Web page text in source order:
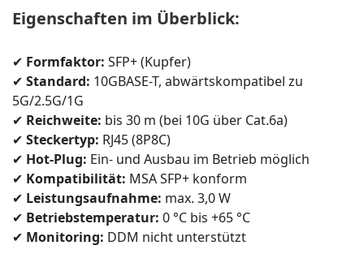
Eigenschaften im Überblick:
✔ Formfaktor: SFP+ (Kupfer)
✔ Standard: 10GBASE-T, abwärtskompatibel zu
5G/2.5G/1G
✔ Reichweite: bis 30 m (bei 10G über Cat.6a)
✔ Steckertyp: RJ45 (8P8C)
✔ Hot-Plug: Ein- und Ausbau im Betrieb möglich
✔ Kompatibilität: MSA SFP+ konform
✔ Leistungsaufnahme: max. 3,0 W
✔ Betriebstemperatur: 0 °C bis +65 °C
✔ Monitoring: DDM nicht unterstützt